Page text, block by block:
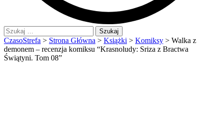
Szukaj:
CzasoStrefa > Strona Główna > Książki > Komiksy > Walka z
demonem – recenzja komiksu “Krasnoludy: Sriza z Bractwa
Świątyni. Tom 08”